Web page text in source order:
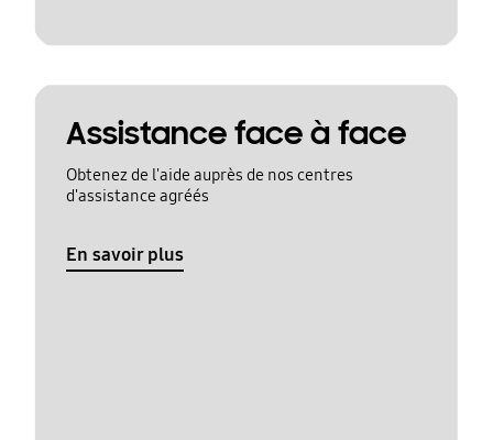
Assistance face à face
Obtenez de l'aide auprès de nos centres
d'assistance agréés
En savoir plus